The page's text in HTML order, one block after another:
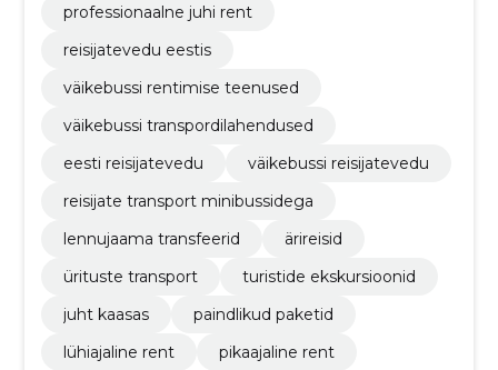
professionaalne juhi rent
reisijatevedu eestis
väikebussi rentimise teenused
väikebussi transpordilahendused
eesti reisijatevedu
väikebussi reisijatevedu
reisijate transport minibussidega
lennujaama transfeerid
ärireisid
ürituste transport
turistide ekskursioonid
juht kaasas
paindlikud paketid
lühiajaline rent
pikaajaline rent